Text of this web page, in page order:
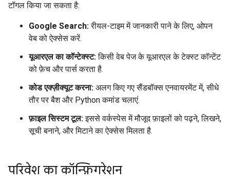
टॉगल किया जा सकता है:
Google Search:रीयल-टाइम में जानकारी पाने के लिए, ओपन
वेब को ऐक्सेस करें.
यूआरएल का कॉन्टेक्स्ट:किसी वेब पेज के यूआरएल के टेक्स्ट कॉन्टेंट
को फ़ेच और पार्स करता है.
कोड एक्ज़ीक्यूट करना: अलग किए गए सैंडबॉक्स एनवायरमेंट में, सीधे
तौर पर बैश और Python कमांड चलाएं.
फ़ाइल सिस्टम टूल:इससे वर्कस्पेस में मौजूद फ़ाइलों को पढ़ने, लिखने,
सूची बनाने, और मिटाने का ऐक्सेस मिलता है.
परिवेश का कॉन्फ़िगरेशन